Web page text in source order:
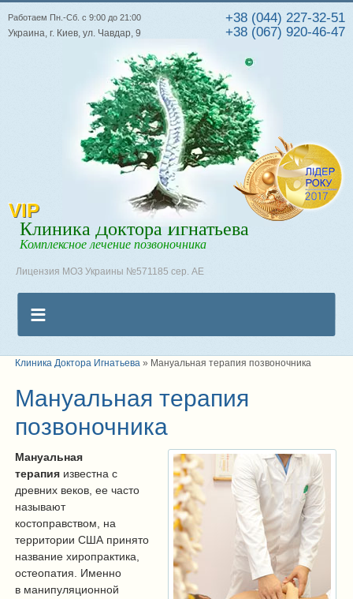
+38 (044) 227-32-51
+38 (067) 920-46-47
Работаем Пн.-Сб. с 9:00 до 21:00
Украина, г. Киев, ул. Чавдар, 9
VIP
Клиника Доктора Игнатьева
Комплексное лечение позвоночника
Лицензия МОЗ Украины №571185 сер. АЕ
Клиника Доктора Игнатьева » Мануальная терапия позвоночника
Мануальная терапия
позвоночника
Мануальная
терапия известна с
древних веков, ее часто
называют
костоправством, на
территории США принято
название хиропрактика,
остеопатия. Именно
в манипуляционной